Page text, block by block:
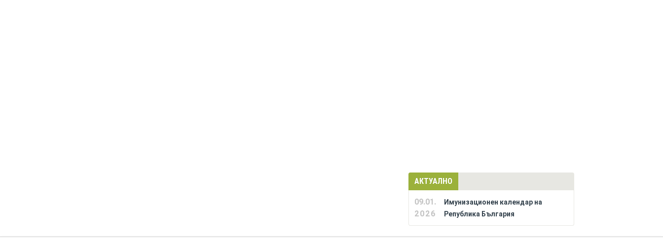
АКТУАЛНО
09.01.
2026
Имунизационен календар на
Република България